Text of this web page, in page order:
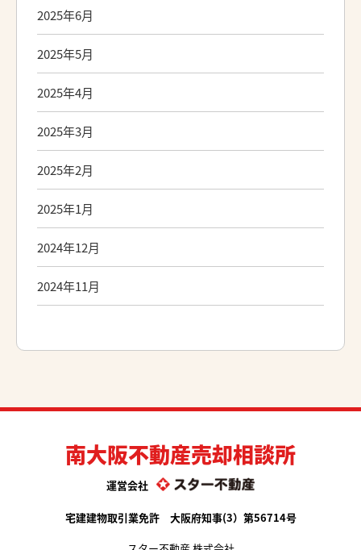
2025年6月
2025年5月
2025年4月
2025年3月
2025年2月
2025年1月
2024年12月
2024年11月
南大阪不動産売却相談所
運営会社
宅建建物取引業免許 大阪府知事(3）第56714号